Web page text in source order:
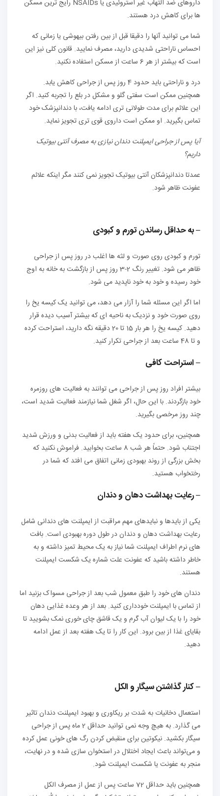
داروهای ضد التهاب غیر استروئیدی یا NSAIDs رایج ترین مسکن
ها برای کاهش درد هستند.
شما می توانید آنها را دقیقا قبل از بین رفتن بیهوشی یا زمانی که
احساس ناراحتی شدیدی دارید، مصرف نمایید. قانون کلی نیز این
است که بیشتر از هر 6 ساعت از مسکن استفاده نکنید.
درد و ناراحتی باید حدود 4 روز پس از جراحی کاهش یابد.
همچنین ممکن است سفتی گلو و مشکل در بلع را تجربه کنید. اگر
این علائم برای مدت طولانی تری ادامه یافت، با دندانپزشک خود
تماس بگیرید. او ممکن است داروی قوی تری تجویز نماید.
آیا پس از جراحی ایمپلنت دندان نیازی به مصرف آنتی بیوتیک
داریم؟
عمدتا دندانپزشکان آنتی بیوتیک تجویز نمی کنند مگر اینکه علائم
عفونت ظاهر شود.
– به حداقل رساندن تورم و کبودی
تورم و کبودی روی صورت و لثه ها اغلب در روز پس از جراحی
ظاهر می شود. تغییر رنگ 2-3 روز پس از بازگشت به خانه به اوج
خود رسیده و خود به خود ناپدید می شود.
اما اگر این مسئله شما را آزار می دهد، می توانید یک کیسه یخ را
روی صورت خود و نزدیک به ناحیه ای که بیشتر آسیب دیده قرار
دهید. کیسه یخ را هر بار 15 تا 20 دقیقه نگه دارید، استراحت کرده
و تا 48 ساعت بعد از جراحی تکرار کنید.
– استراحت کافی
بیشتر افراد روز پس از جراحی می توانند به فعالیت های روزمره
خود بازگردند. با این حال، اگر شغل شما نیازمند فعالیت شدید است،
چند روز مرخصی بگیرید.
همچنین، برای حدود یک هفته باید از فعالیت بدنی و ورزش شدید
اجتناب شود. حتماً هر شب 8 ساعت بخوابید. فراموش نکنید که
بخش بزرگی از روند بهبودی زمانی اتفاق می افتد که شما در
رختخواب هستید.
– رعایت بهداشت دهان و دندان
یکی از بایدها و نبایدهای مهم مراقبت از ایمپلنت های دندانی شامل
رعایت بهداشت دهان و دندان در طول دوره بهبودی است. بافت
های نرم اطراف ایمپلنت شما نیاز به یک محیط تمیز داشته و به
خاطر داشته باشید که عفونت علت شماره یک شکست ایمپلنت
هستند.
دندان های خود را طبق معمول شب بعد از جراحی مسواک بزنید اما
از تماس با ایمپلنت خودداری کنید. بعد از هر وعده غذایی دهان
خود را با یک لیوان آب گرم و یک قاشق چای خوری نمک بشویید تا
بقایای غذا از بین برود. این کار را تا یک هفته بعد از عمل ادامه
دهید.
– کنار گذاشتن سیگار و الکل
استعمال دخانیات به شدت بر ریکاوری و بهبود ایمپلنت دندان تاثیر
می گذارد. به هیچ وجه نمی توانید حداقل 2 ماه پس از جراحی
سیگار بکشید. نیکوتین برای منقبض کردن رگ ‌های خونی عمل کرده
و می‌تواند باعث ایجاد اختلال در استخوان ‌سازی شده و در نهایت،
منجر به عفونت یا شکست ایمپلنت شود.
همچنین باید حداقل 72 ساعت پس از عمل از مصرف الکل